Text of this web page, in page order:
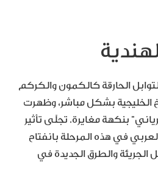
الحارقة كالكمون والكركم
الخليجية بشكل مباشر، وظهرت
بنكهة مغايرة. تجلّى تأثير
في هذه المرحلة بانفتاح
الجريئة والطرق الجديدة في